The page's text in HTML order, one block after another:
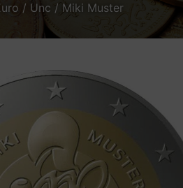
/ Unc / Miki Muster